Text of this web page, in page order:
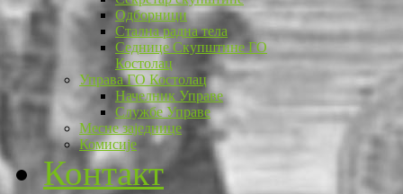
Одборници
Стална радна тела
Седнице Скупштине ГО
Костолац
Управа ГО Костолац
Начелник Управе
Службе Управе
Месне заједнице
Комисије
Контакт